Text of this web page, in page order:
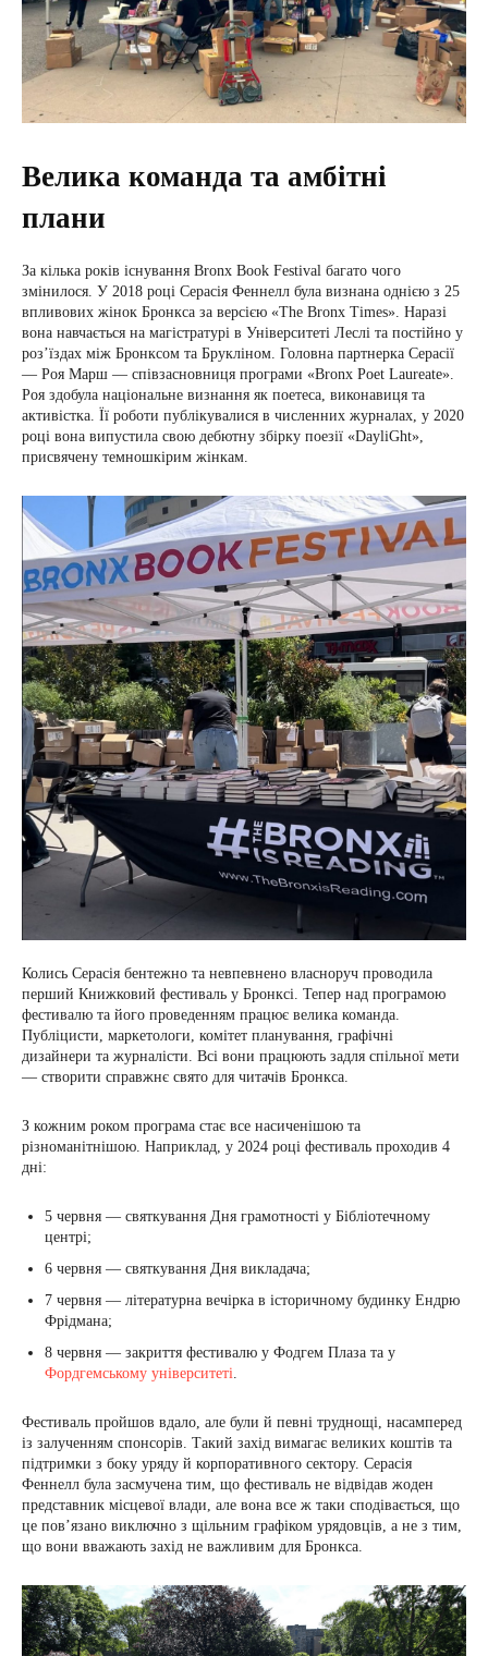
Велика команда та амбітні
плани
За кілька років існування Bronx Book Festival багато чого
змінилося. У 2018 році Серасія Феннелл була визнана однією з 25
впливових жінок Бронкса за версією «The Bronx Times». Наразі
вона навчається на магістратурі в Університеті Леслі та постійно у
розʼїздах між Бронксом та Брукліном. Головна партнерка Серасії
— Роя Марш — співзасновниця програми «Bronx Poet Laureate».
Роя здобула національне визнання як поетеса, виконавиця та
активістка. Її роботи публікувалися в численних журналах, у 2020
році вона випустила свою дебютну збірку поезії «DayliGht»,
присвячену темношкірим жінкам.
Колись Серасія бентежно та невпевнено власноруч проводила
перший Книжковий фестиваль у Бронксі. Тепер над програмою
фестивалю та його проведенням працює велика команда.
Публіцисти, маркетологи, комітет планування, графічні
дизайнери та журналісти. Всі вони працюють задля спільної мети
— створити справжнє свято для читачів Бронкса.
З кожним роком програма стає все насиченішою та
різноманітнішою. Наприклад, у 2024 році фестиваль проходив 4
дні:
5 червня — святкування Дня грамотності у Бібліотечному
центрі;
6 червня — святкування Дня викладача;
7 червня — літературна вечірка в історичному будинку Ендрю
Фрідмана;
8 червня — закриття фестивалю у Фодгем Плаза та у
Фордгемському університеті
Фестиваль пройшов вдало, але були й певні труднощі, насамперед
із залученням спонсорів. Такий захід вимагає великих коштів та
підтримки з боку уряду й корпоративного сектору. Серасія
Феннелл була засмучена тим, що фестиваль не відвідав жоден
представник місцевої влади, але вона все ж таки сподівається, що
це повʼязано виключно з щільним графіком урядовців, а не з тим,
що вони вважають захід не важливим для Бронкса.